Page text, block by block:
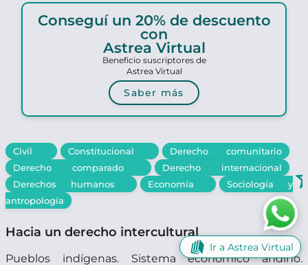
Conseguí un 20% de descuento
con
Astrea Virtual
Beneficio suscriptores de
Astrea Virtual
Saber más
Civil Constitucional
Derecho comunitario
Derecho comparado
Derecho internacional
Derechos humanos
Economía
Sociología y
antropología
Hacia un derecho intercultural
Pueblos indígenas. Sistema económico andino.
Ir a Astrea Virtual